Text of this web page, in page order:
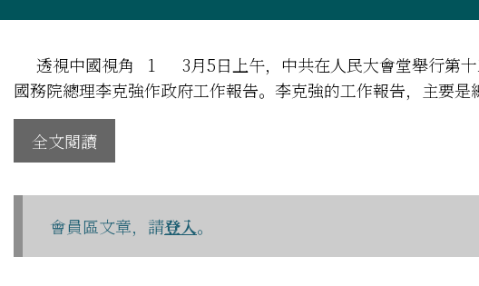
透視中國視角 1 3月5日上午，中共在人民大會堂舉行第十
國務院總理李克強作政府工作報告。李克強的工作報告，主要
全文閱讀
會員區文章，請登入。